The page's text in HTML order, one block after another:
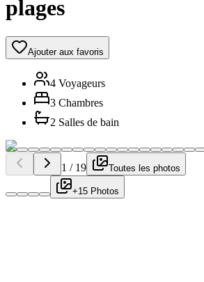
plages
Ajouter aux favoris
4 Voyageurs
3 Chambres
2 Salles de bain
1 / 19 Toutes les photos
+15 Photos